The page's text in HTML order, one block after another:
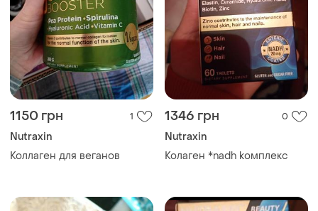
1150 грн 1
Nutraxin
Коллаген для веганов
1346 грн 0
Nutraxin
Колаген *nadh koмплекс